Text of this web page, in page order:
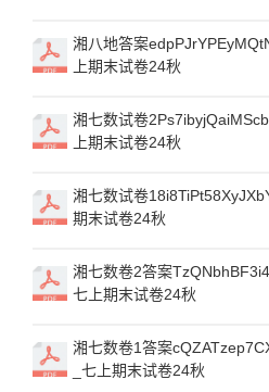
湘八地答案
上期末试卷24秋
湘七数试卷
上期末试卷24秋
湘七数试卷
期末试卷24秋
湘七数卷2答案
七上期末试卷24秋
湘七数卷1答案
_七上期末试卷24秋